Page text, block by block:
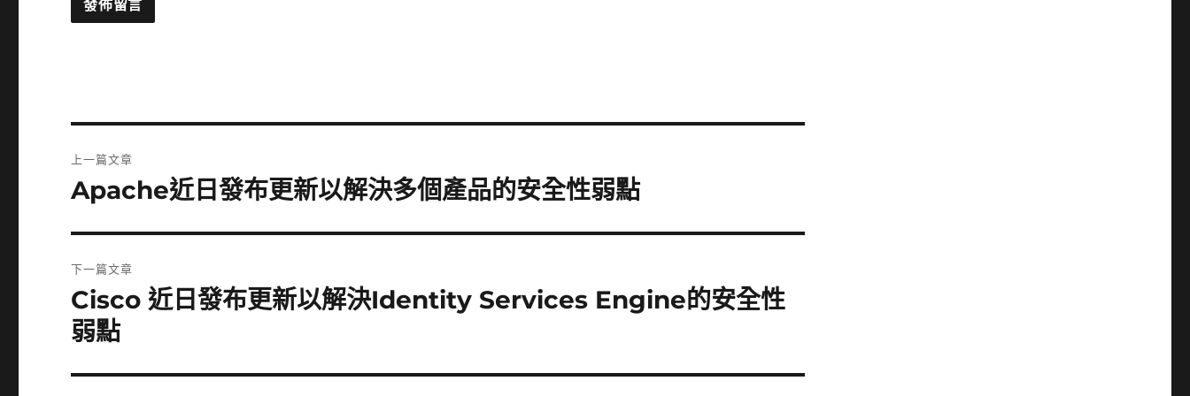
章
上一篇文章
上
篇
文
Apache近日發布更新以解決多個產品的安全性弱點
下一篇文章
下
一
篇
文
Cisco 近日發布更新以解決Identity Services Engine的安全性
弱點